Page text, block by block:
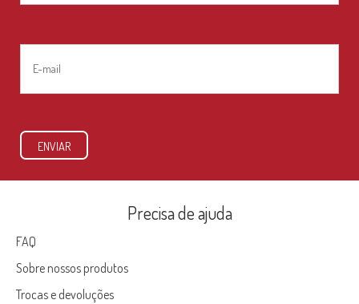
E-
mail
*
ENVIAR
Precisa de ajuda
FAQ
Sobre nossos produtos
Trocas e devoluções